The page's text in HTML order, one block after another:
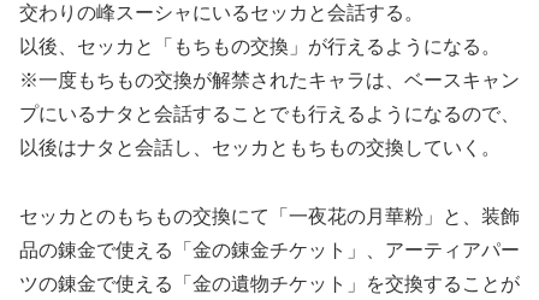
交わりの峰スーシャにいるセッカと会話する。
以後、セッカと「もちもの交換」が行えるようになる。
※一度もちもの交換が解禁されたキャラは、ベースキャン
プにいるナタと会話することでも行えるようになるので、
以後はナタと会話し、セッカともちもの交換していく。
セッカとのもちもの交換にて「一夜花の月華粉」と、装飾
品の錬金で使える「金の錬金チケット」、アーティアパー
ツの錬金で使える「金の遺物チケット」を交換することが